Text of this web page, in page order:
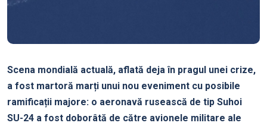
Scena mondială actuală, aflată deja în pragul unei crize,
a fost martoră marți unui nou eveniment cu posibile
ramificații majore: o aeronavă rusească de tip Suhoi
SU-24 a fost doborâtă de către avionele militare ale